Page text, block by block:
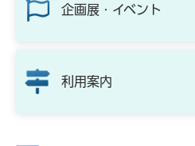
企画展・イベント
利用案内